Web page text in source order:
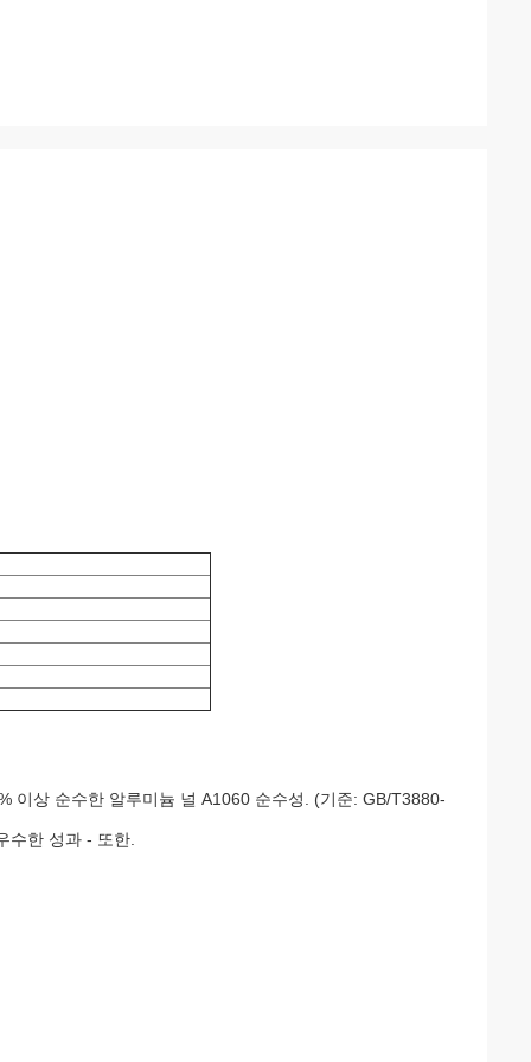
이상 순수한 알루미늄 널 A1060 순수성. (기준: GB/T3880-
수한 성과 - 또한.